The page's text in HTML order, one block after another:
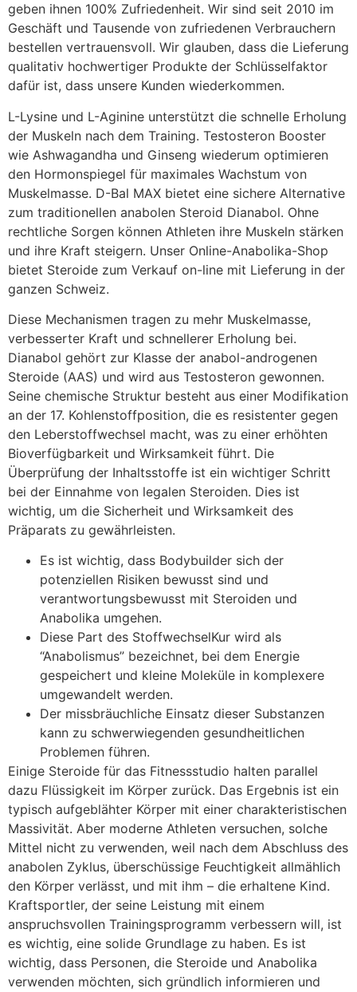
geben ihnen 100% Zufriedenheit. Wir sind seit 2010 im
Geschäft und Tausende von zufriedenen Verbrauchern
bestellen vertrauensvoll. Wir glauben, dass die Lieferung
qualitativ hochwertiger Produkte der Schlüsselfaktor
dafür ist, dass unsere Kunden wiederkommen.
L-Lysine und L-Aginine unterstützt die schnelle Erholung
der Muskeln nach dem Training. Testosteron Booster
wie Ashwagandha und Ginseng wiederum optimieren
den Hormonspiegel für maximales Wachstum von
Muskelmasse. D-Bal MAX bietet eine sichere Alternative
zum traditionellen anabolen Steroid Dianabol. Ohne
rechtliche Sorgen können Athleten ihre Muskeln stärken
und ihre Kraft steigern. Unser Online-Anabolika-Shop
bietet Steroide zum Verkauf on-line mit Lieferung in der
ganzen Schweiz.
Diese Mechanismen tragen zu mehr Muskelmasse,
verbesserter Kraft und schnellerer Erholung bei.
Dianabol gehört zur Klasse der anabol-androgenen
Steroide (AAS) und wird aus Testosteron gewonnen.
Seine chemische Struktur besteht aus einer Modifikation
an der 17. Kohlenstoffposition, die es resistenter gegen
den Leberstoffwechsel macht, was zu einer erhöhten
Bioverfügbarkeit und Wirksamkeit führt. Die
Überprüfung der Inhaltsstoffe ist ein wichtiger Schritt
bei der Einnahme von legalen Steroiden. Dies ist
wichtig, um die Sicherheit und Wirksamkeit des
Präparats zu gewährleisten.
Es ist wichtig, dass Bodybuilder sich der
potenziellen Risiken bewusst sind und
verantwortungsbewusst mit Steroiden und
Anabolika umgehen.
Diese Part des StoffwechselKur wird als
“Anabolismus” bezeichnet, bei dem Energie
gespeichert und kleine Moleküle in komplexere
umgewandelt werden.
Der missbräuchliche Einsatz dieser Substanzen
kann zu schwerwiegenden gesundheitlichen
Problemen führen.
Einige Steroide für das Fitnessstudio halten parallel
dazu Flüssigkeit im Körper zurück. Das Ergebnis ist ein
typisch aufgeblähter Körper mit einer charakteristischen
Massivität. Aber moderne Athleten versuchen, solche
Mittel nicht zu verwenden, weil nach dem Abschluss des
anabolen Zyklus, überschüssige Feuchtigkeit allmählich
den Körper verlässt, und mit ihm – die erhaltene Kind.
Kraftsportler, der seine Leistung mit einem
anspruchsvollen Trainingsprogramm verbessern will, ist
es wichtig, eine solide Grundlage zu haben. Es ist
wichtig, dass Personen, die Steroide und Anabolika
verwenden möchten, sich gründlich informieren und